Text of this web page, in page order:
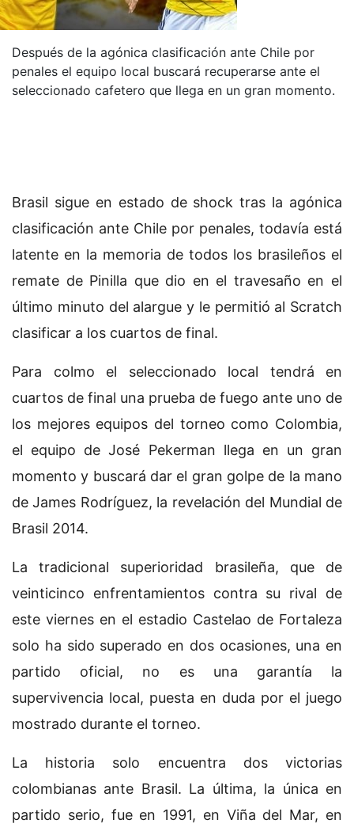
Después de la agónica clasificación ante Chile por
penales el equipo local buscará recuperarse ante el
seleccionado cafetero que llega en un gran momento.
Brasil sigue en estado de shock tras la agónica
clasificación ante Chile por penales, todavía está
latente en la memoria de todos los brasileños el
remate de Pinilla que dio en el travesaño en el
último minuto del alargue y le permitió al Scratch
clasificar a los cuartos de final.
Para colmo el seleccionado local tendrá en
cuartos de final una prueba de fuego ante uno de
los mejores equipos del torneo como Colombia,
el equipo de José Pekerman llega en un gran
momento y buscará dar el gran golpe de la mano
de James Rodríguez, la revelación del Mundial de
Brasil 2014.
La tradicional superioridad brasileña, que de
veinticinco enfrentamientos contra su rival de
este viernes en el estadio Castelao de Fortaleza
solo ha sido superado en dos ocasiones, una en
partido oficial, no es una garantía la
supervivencia local, puesta en duda por el juego
mostrado durante el torneo.
La historia solo encuentra dos victorias
colombianas ante Brasil. La última, la única en
partido serio, fue en 1991, en Viña del Mar, en